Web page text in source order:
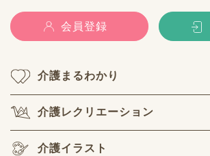
会員登録
介護まるわかり
介護レクリエーション
介護イラスト